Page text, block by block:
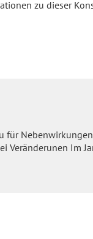
zu dieser
für
Veränderunen Im